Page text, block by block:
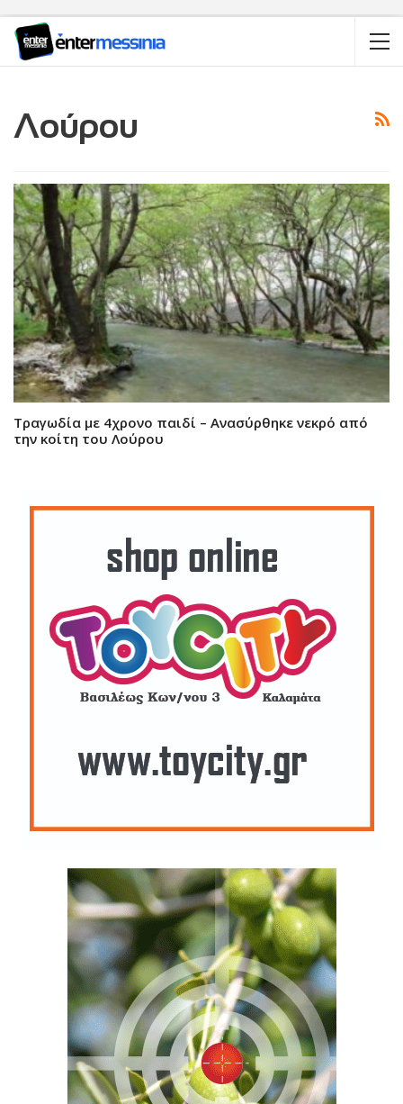
Λούρου
Τραγωδία με 4χρονο παιδί – Ανασύρθηκε νεκρό από
την κοίτη του Λούρου